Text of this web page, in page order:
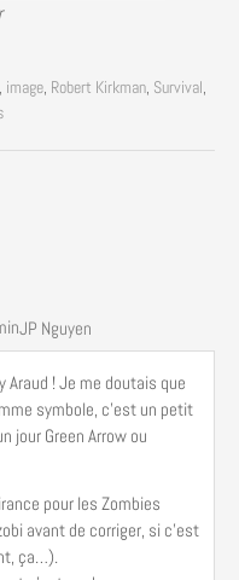
, image, Robert Kirkman, Survival,
JP Nguyen
Araud ! Je me doutais que
symbole, c’est un petit
jour Green Arrow ou
pour les Zombies
avant de corriger, si c’est
ça…).